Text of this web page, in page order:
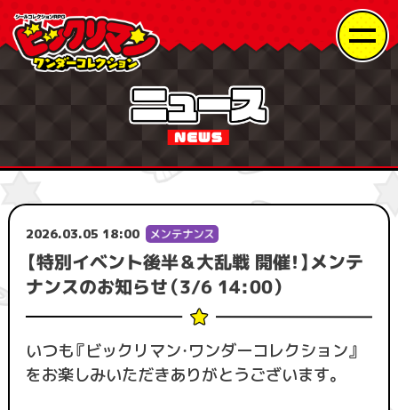
2026.03.05 18:00
【特別イベント後半＆大乱戦 開催！】メンテ
ナンスのお知らせ（3/6 14:00）
いつも『ビックリマン・ワンダーコレクション』
をお楽しみいただきありがとうございます。